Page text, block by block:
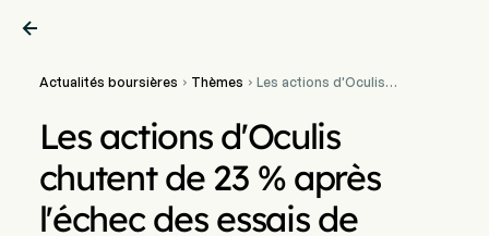

Actualités boursières  Thèmes  Les actions d'Oculis
Phase 3 dans l'EDM
Les actions d'Oculis
chutent de 23 % après
l'échec des essais de